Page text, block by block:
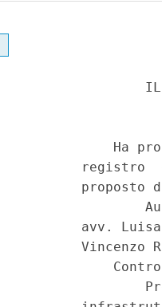
il
- Interventi
trasporti,
le altre
legge
7, 8 e 8-
Serie